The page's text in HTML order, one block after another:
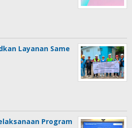
Layanan Same
Program